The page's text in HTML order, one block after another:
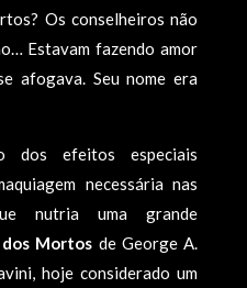
Os conselheiros não
Estavam fazendo amor
afogava. Seu nome era
dos efeitos especiais
necessária nas
nutria uma grande
Mortos de George A.
hoje considerado um